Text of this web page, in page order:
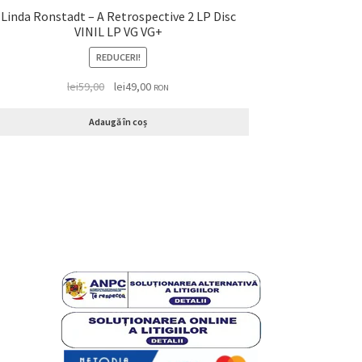
Linda Ronstadt – A Retrospective 2 LP Disc
VINIL LP VG VG+
REDUCERI!
lei59,00 lei49,00 RON
Adaugă în coș